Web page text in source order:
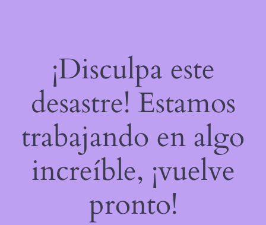
¡Disculpa este
desastre! Estamos
trabajando en algo
increíble, ¡vuelve
pronto!